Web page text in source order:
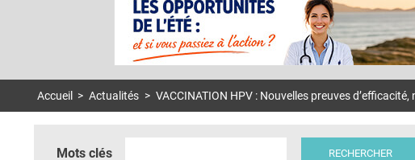
Accueil > Actualités > VACCINATION HPV : Nouvelles preuves
Mots clés